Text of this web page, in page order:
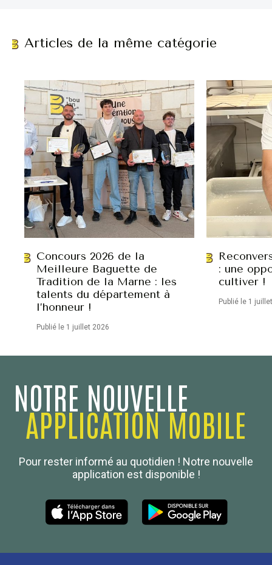
Articles de la même catégorie
Concours 2026 de la
Meilleure Baguette de
Tradition de la Marne : les
talents du département à
l’honneur !
Publié le 1 juillet 2026
: une
cultiver !
Publié le 1
NOTRE NOUVELLE
APPLICATION MOBILE
Pour rester informé au quotidien ! Notre nouvelle
application est disponible !
Boulanger de France
Les Nouvelles de la Boulangerie-Pâtisserie Française
27, av d’Eylau - 75782 Paris Cédex 16
01 53 70 16 25